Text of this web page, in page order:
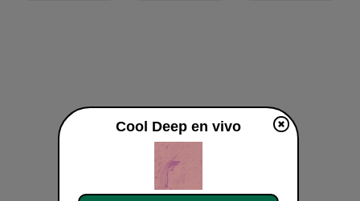
Cool Deep en vivo